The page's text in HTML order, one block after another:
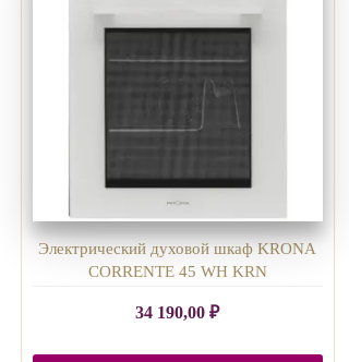
Электрический духовой шкаф KRONA
CORRENTE 45 WH KRN
34 190,00₽